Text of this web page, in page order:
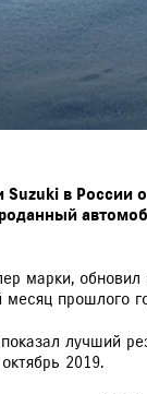
Suzuki в
марки,
прошлого
лучший
2019.